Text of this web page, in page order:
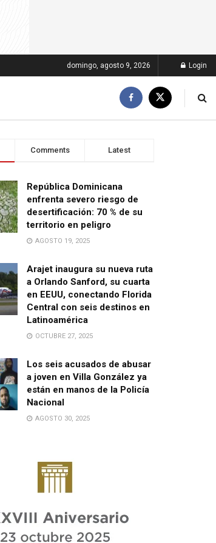
domingo, agosto 9, 2026 Login
Comments Latest
República Dominicana
enfrenta severo riesgo de
desertificación: 70 % de su
territorio en peligro
AGOSTO 19, 2025
Arajet inaugura su nueva ruta
a Orlando Sanford, su cuarta
en EEUU, conectando Florida
Central con seis destinos en
Latinoamérica
OCTUBRE 27, 2025
Los seis acusados de abusar
a joven en Villa González ya
están en manos de la Policía
Nacional
AGOSTO 30, 2025